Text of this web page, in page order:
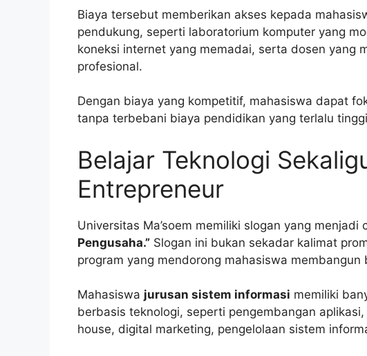
Biaya tersebut memberikan akses kepada
pendukung, seperti laboratorium komputer yang
koneksi internet yang memadai, serta dosen yang
profesional.
Dengan biaya yang kompetitif, mahasiswa dapat
tanpa terbebani biaya pendidikan yang terlalu
Belajar Teknologi
Entrepreneur
Universitas Ma’soem memiliki slogan yang menjadi
Pengusaha.” Slogan ini bukan sekadar kalimat
program yang mendorong mahasiswa membangun
Mahasiswa jurusan sistem informasi memiliki
berbasis teknologi, seperti pengembangan
house, digital marketing, pengelolaan sistem